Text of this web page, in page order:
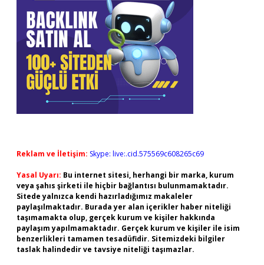
Reklam ve İletişim: Skype: live:.cid.575569c608265c69
Yasal Uyarı: Bu internet sitesi, herhangi bir marka, kurum
veya şahıs şirketi ile hiçbir bağlantısı bulunmamaktadır.
Sitede yalnızca kendi hazırladığımız makaleler
paylaşılmaktadır. Burada yer alan içerikler haber niteliği
taşımamakta olup, gerçek kurum ve kişiler hakkında
paylaşım yapılmamaktadır. Gerçek kurum ve kişiler ile isim
benzerlikleri tamamen tesadüfidir. Sitemizdeki bilgiler
taslak halindedir ve tavsiye niteliği taşımazlar.